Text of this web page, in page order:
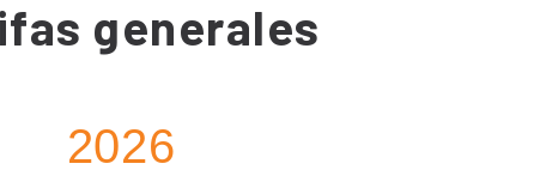
generales
2026